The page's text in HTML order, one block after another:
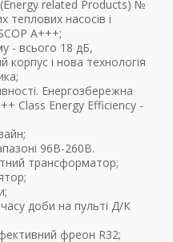
related Products) №
теплових насосів і
A+++;
- всього 18 дБ,
корпус і нова технологія
Енергозбережна
Class Energy Efficiency -
96В-260В.
трансформатор;
доби на пульті Д/К
фреон R32;